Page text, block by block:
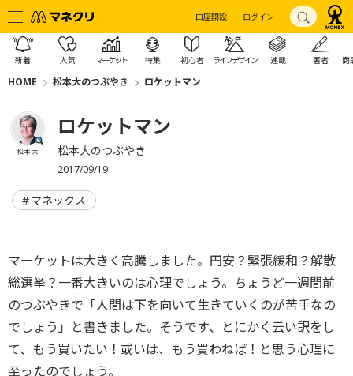
口座開設 ログイン
新着 人気 マーケット 特集 初心者 ライフデザイン 連載 著者 商
HOME 松本大のつぶやき ロケットマン
松本 大
ロケットマン
松本大のつぶやき
2017/09/19
マネックス
マーケットは大きく高騰しました。円安？緊張緩和？解散
総選挙？一番大きいのは心理でしょう。ちょうど一週間前
のつぶやきで「人間は下を向いて生きていくのが苦手なの
でしょう」と書きました。そうです、とにかく云い訳をし
て、もう買いたい！或いは、もう買わねば！と思う心理に
至ったのでしょう。